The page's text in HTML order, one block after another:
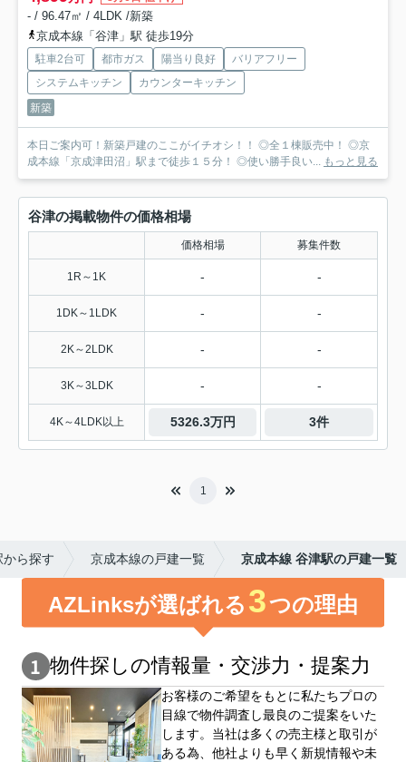
- / 96.47㎡ / 4LDK /新築
京成本線「谷津」駅 徒歩19分
駐車2台可 都市ガス 陽当り良好
バリアフリー
システムキッチン
カウンターキッチン
新築
本日ご案内可！新築戸建のここがイチオシ！！ ◎全１棟販売中！ ◎京
成本線「京成津田沼」駅まで徒歩１５分！ ◎使い勝手良い... もっと見る
谷津の掲載物件の価格相場
価格相場 募集件数
1R～1K - -
1DK～1LDK - -
2K～2LDK - -
3K～3LDK - -
4K～4LDK以上 5326.3万円 3件
1
ら探す 京成本線の戸建一覧 京成本線 谷津駅の戸建一覧
AZLinksが選ばれる 3つの理由
物件探しの情報量・交渉⼒・提案⼒
お客様のご希望をもとに私たちプロの
目線で物件調査し最良のご提案をいた
します。当社は多くの売主様と取引が
ある為、他社よりも早く新規情報や未